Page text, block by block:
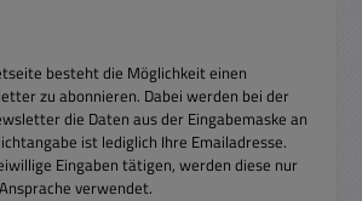
besteht die Möglichkeit einen
zu abonnieren. Dabei werden bei der
die Daten aus der Eingabemaske an
ist lediglich Ihre Emailadresse.
Eingaben tätigen, werden diese nur
verwendet.